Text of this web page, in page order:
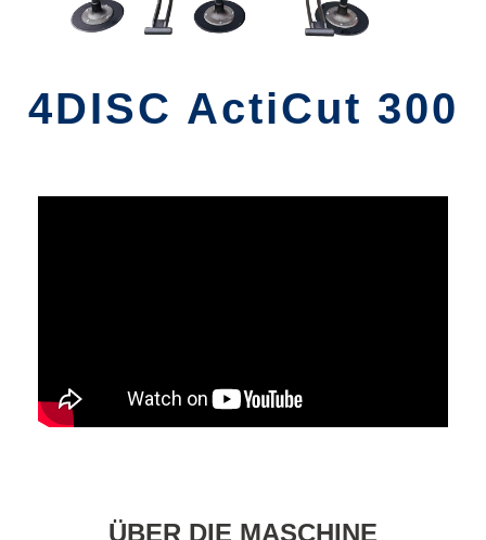
4DISC ActiCut 300
ÜBER DIE MASCHINE